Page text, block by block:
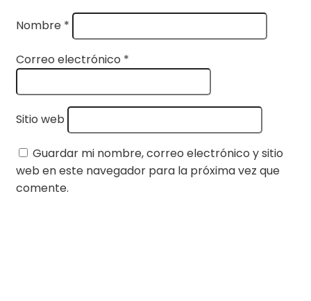
Nombre *
Correo electrónico *
Sitio web
Guardar mi nombre, correo electrónico y sitio
web en este navegador para la próxima vez que
comente.